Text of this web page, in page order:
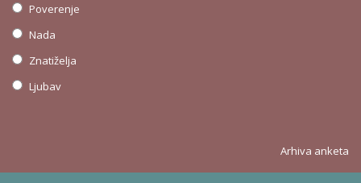
Poverenje
Nada
Znatiželja
Ljubav
Arhiva anketa